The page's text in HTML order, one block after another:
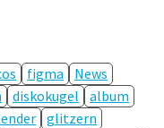
figma
News
diskokugel
album
glitzern